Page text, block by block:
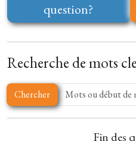
question?
Recherche de mots
Chercher
Fin des